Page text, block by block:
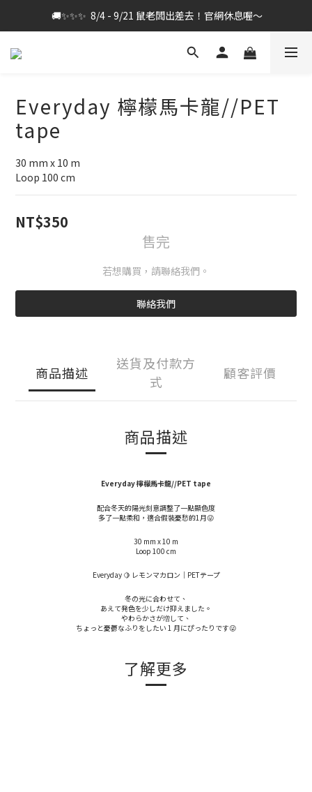
🚚✨✨✨  8/4 - 9/21 鼠老闆出差去！官網休息喔～
Everyday 檸檬馬卡龍//PET
tape
30 mm x 10 m
Loop 100 cm
NT$350
售完
若想購買，請聯絡我們。
聯絡我們
商品描述
送貨及付款方
式
顧客評價
商品描述
Everyday 檸檬馬卡龍//PET tape
配合冬天的陽光刻意調整了一點顯色度
多了一點柔和，適合假裝憂愁的1月😜
30 mm x 10 m
Loop 100 cm
Everyday 🍋 レモンマカロン｜PETテープ
冬の光に合わせて、
あえて発色を少しだけ抑えました。
やわらかさが増して、
ちょっと憂鬱なふりをしたい 1 月にぴったりです😜
了解更多